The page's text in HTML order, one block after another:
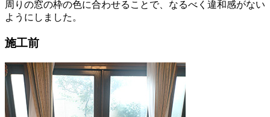
周りの窓の枠の色に合わせることで、なるべく違和感がない
ようにしました。
施工前